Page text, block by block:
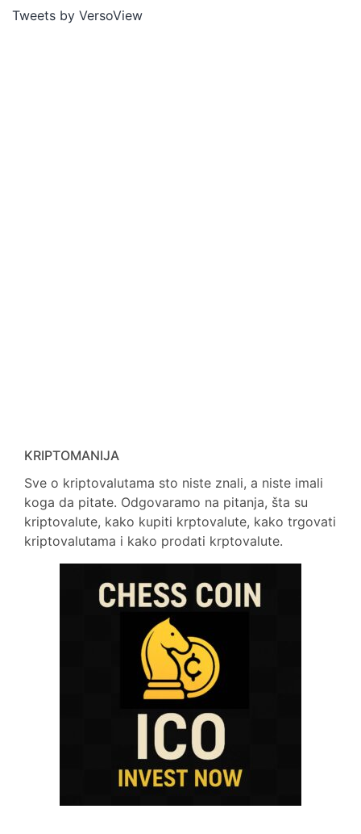
Tweets by VersoView
KRIPTOMANIJA
Sve o kriptovalutama sto niste znali, a niste imali
koga da pitate. Odgovaramo na pitanja, šta su
kriptovalute, kako kupiti krptovalute, kako trgovati
kriptovalutama i kako prodati krptovalute.